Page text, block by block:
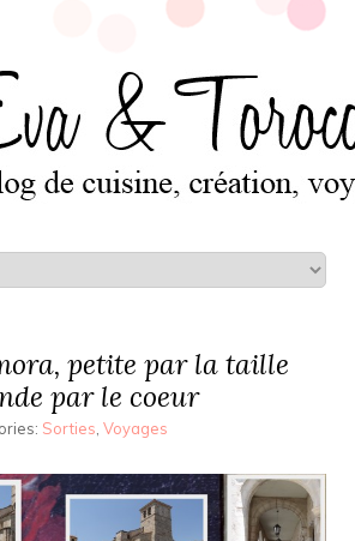
petite par la taille
par le coeur
Sorties Voyages